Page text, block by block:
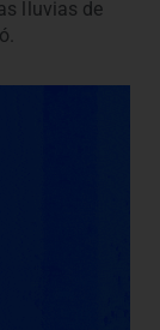
lluvias de